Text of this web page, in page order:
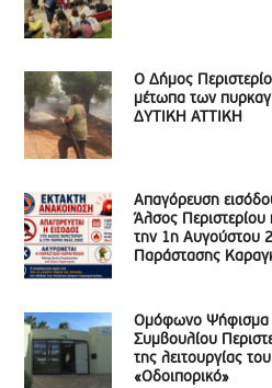
Ο Δήμος
μέτωπα των
ΔΥΤΙΚΗ ΑΤΤΙΚΗ
Απαγόρευση
Άλσος
την 1η Αυγούστου
Παράστασης
Ομόφωνο Ψήφισμα
Συμβουλίου
της λειτουργίας
«Οδοιπορικό»